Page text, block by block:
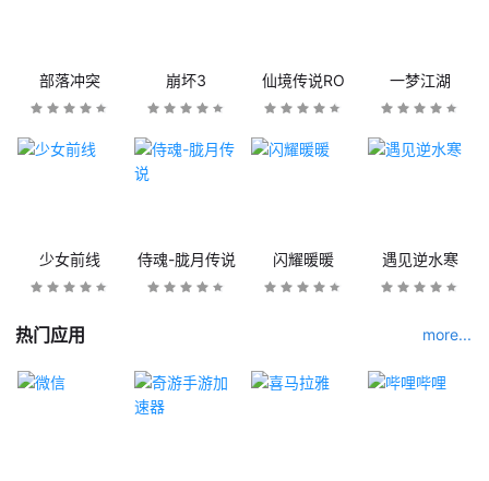
部落冲突 崩坏3 仙境传说RO 一梦江湖
少女前线 侍魂-胧月传说 闪耀暖暖 遇见逆水寒
热门应用 more...